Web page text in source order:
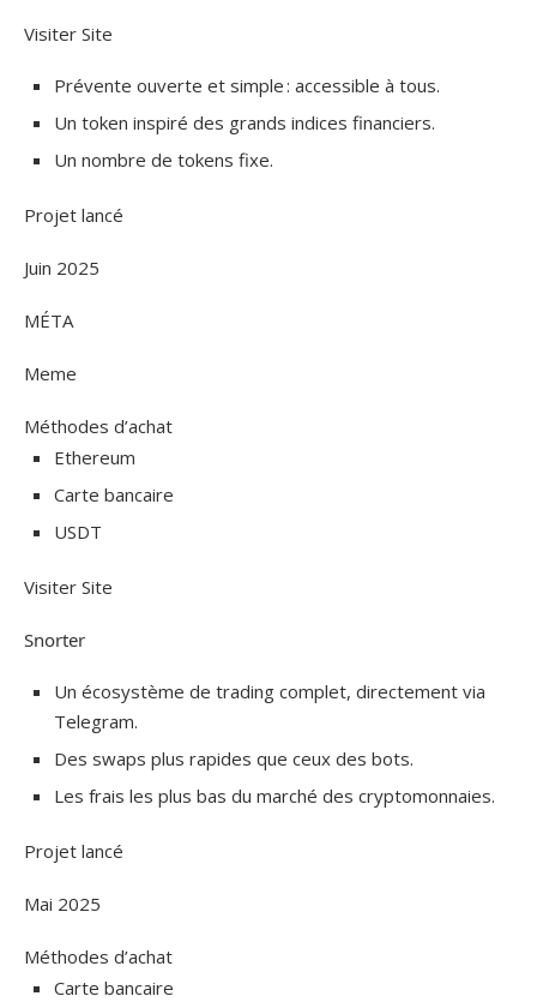
Visiter Site
Prévente ouverte et simple : accessible à tous.
Un token inspiré des grands indices financiers.
Un nombre de tokens fixe.
Projet lancé
Juin 2025
MÉTA
Meme
Méthodes d’achat
Ethereum
Carte bancaire
USDT
Visiter Site
Snorter
Un écosystème de trading complet, directement via
Telegram.
Des swaps plus rapides que ceux des bots.
Les frais les plus bas du marché des cryptomonnaies.
Projet lancé
Mai 2025
Méthodes d’achat
Carte bancaire